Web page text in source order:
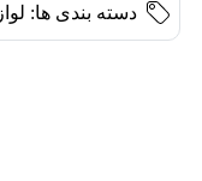
دسته بندی ها: